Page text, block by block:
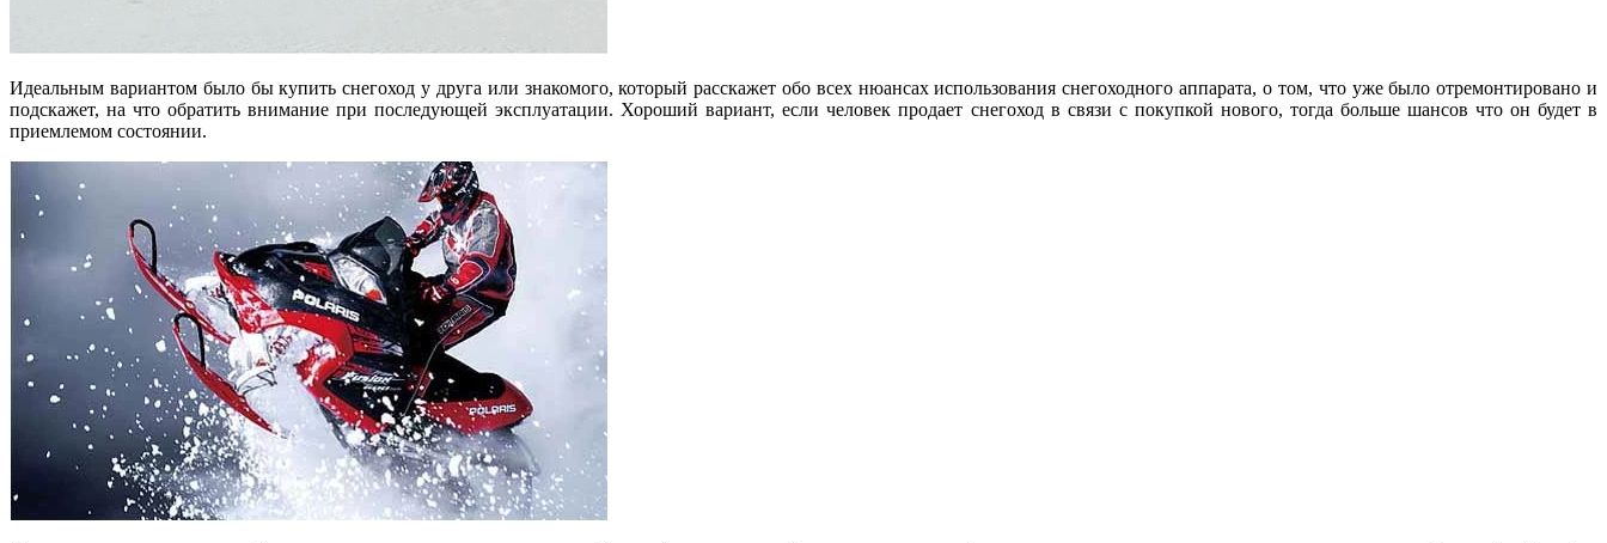
Идеальным вариантом было бы купить снегоход у друга или знакомого, который расскажет обо всех нюансах использования снегоходного аппарата, о том, что уже было отремонтировано и
подскажет, на что обратить внимание при последующей эксплуатации. Хороший вариант, если человек продает снегоход в связи с покупкой нового, тогда больше шансов что он будет в
приемлемом состоянии.